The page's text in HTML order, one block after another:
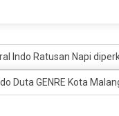
Indo Ratusan Napi
Duta GENRE Kota